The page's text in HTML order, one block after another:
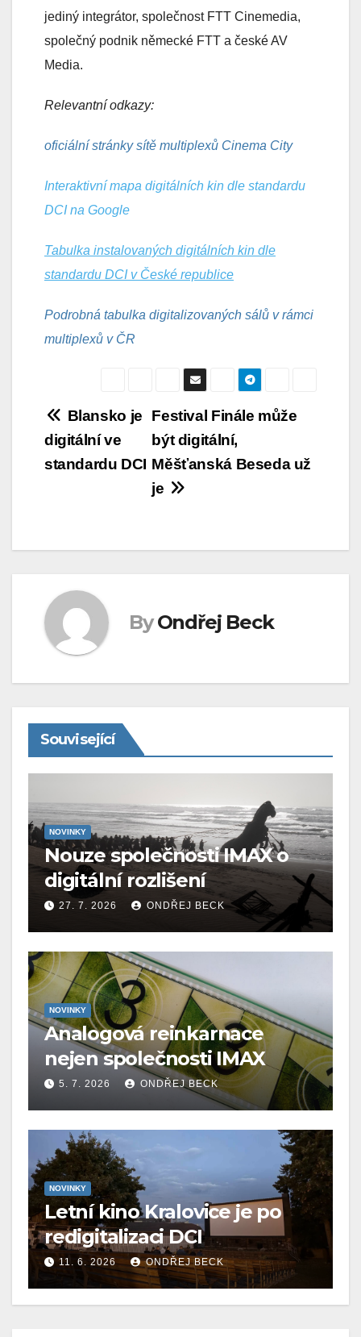
jediný integrátor, společnost FTT Cinemedia,
společný podnik německé FTT a české AV
Media.
Relevantní odkazy:
oficiální stránky sítě multiplexů Cinema City
Interaktivní mapa digitálních kin dle standardu
DCI na Google
Tabulka instalovaných digitálních kin dle
standardu DCI v České republice
Podrobná tabulka digitalizovaných sálů v rámci
multiplexů v ČR
Navigace
pro
příspěvek
Festival Finále může
být digitální,
Měšťanská Beseda už
je
Blansko je
digitální ve
standardu DCI
By Ondřej Beck
Související
NOVINKY
Nouze společnosti IMAX o
digitální rozlišení
27. 7. 2026 ONDŘEJ BECK
NOVINKY
Analogová reinkarnace
nejen společnosti IMAX
5. 7. 2026 ONDŘEJ BECK
NOVINKY
Letní kino Kralovice je po
redigitalizaci DCI
11. 6. 2026 ONDŘEJ BECK